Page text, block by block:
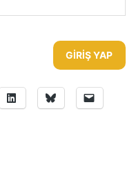
GIRIŞ YAP